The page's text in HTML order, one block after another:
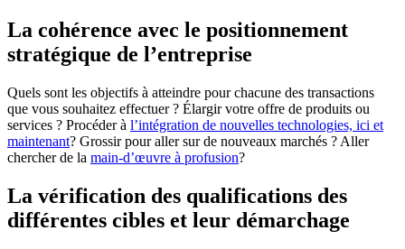
La cohérence avec le positionnement
stratégique de l’entreprise
Quels sont les objectifs à atteindre pour chacune des transactions
que vous souhaitez effectuer ? Élargir votre offre de produits ou
services ? Procéder à l’intégration de nouvelles technologies, ici et
maintenant? Grossir pour aller sur de nouveaux marchés ? Aller
chercher de la main-d’œuvre à profusion?
La vérification des qualifications des
différentes cibles et leur démarchage